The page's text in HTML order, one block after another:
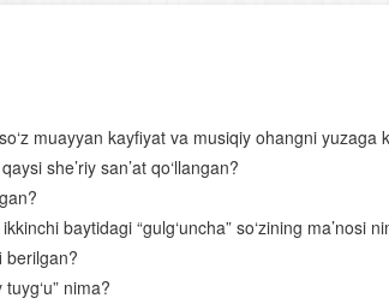
Bog‘lovchisiz bog‘langan qo‘shma gap
Qofiya va boshqa she’riy unsurlar
“Kuntug‘mish” dostoni
muayyan kayfiyat va musiqiy ohangni
she’riy san’at qo‘llangan?
baytidagi “gulg‘uncha” so‘zining ma’nosi
berilgan?
nima?